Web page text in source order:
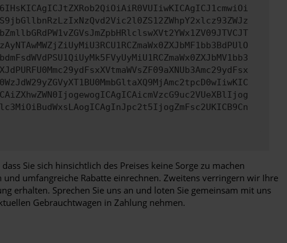
Sie sich hinsichtlich des Preises keine Sorge zu machen
umfangreiche Rabatte einrechnen. Zweitens verringern wir Ihre
erhalten. Sprechen Sie uns an und loten Sie gemeinsam mit uns
Gebrauchtwagen in Zahlung nehmen.